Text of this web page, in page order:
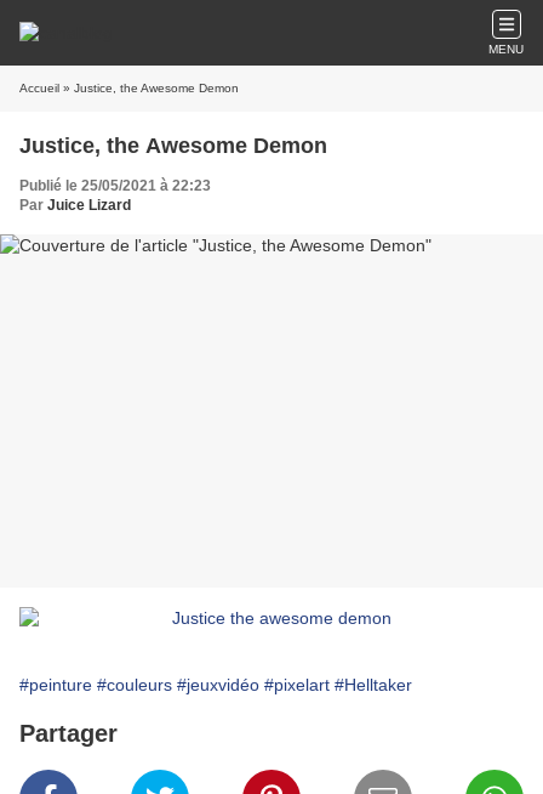
MENU
Accueil » Justice, the Awesome Demon
Justice, the Awesome Demon
Publié le 25/05/2021 à 22:23
Par Juice Lizard
#peinture #couleurs #jeuxvidéo #pixelart #Helltaker
Partager